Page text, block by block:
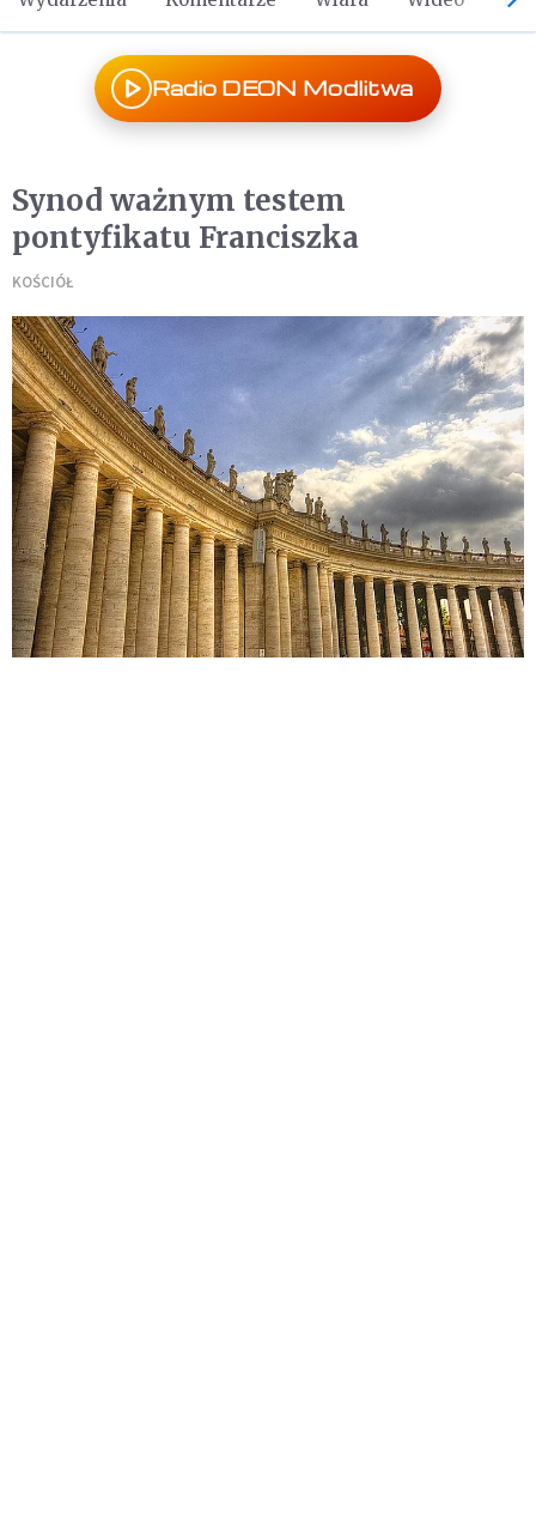
Radio DEON Modlitwa
Synod ważnym testem
pontyfikatu Franciszka
KOŚCIÓŁ